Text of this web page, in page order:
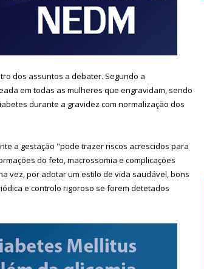
dos assuntos a debater. Segundo a
em todas as mulheres que engravidam, sendo
durante a gravidez com normalização dos
a gestação "pode trazer riscos acrescidos para
do feto, macrossomia e complicações
vez, por adotar um estilo de vida saudável, bons
e controlo rigoroso se forem detetados